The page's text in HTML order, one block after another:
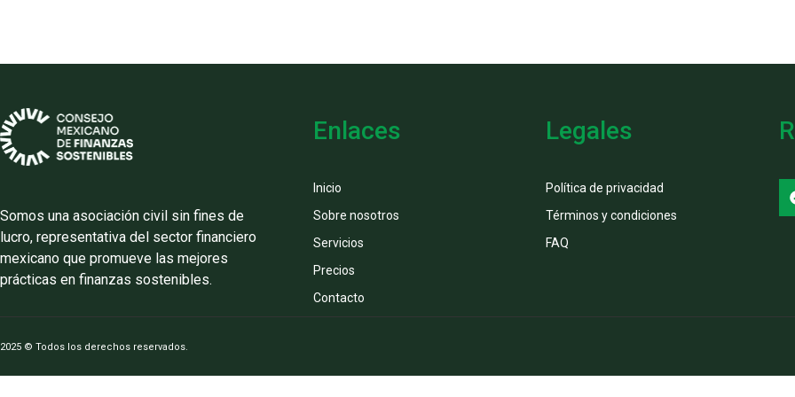
Somos una asociación civil sin fines de
lucro, representativa del sector financiero
mexicano que promueve las mejores
prácticas en finanzas sostenibles.
Enlaces
Inicio
Sobre nosotros
Servicios
Precios
Contacto
Legales
Política de privacidad
Términos y condiciones
FAQ
2025 © Todos los derechos reservados.